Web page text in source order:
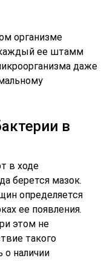
организме
каждый ее штамм
даже
в
в ходе
берется мазок.
определяется
ее появления.
этом не
такого
о наличии